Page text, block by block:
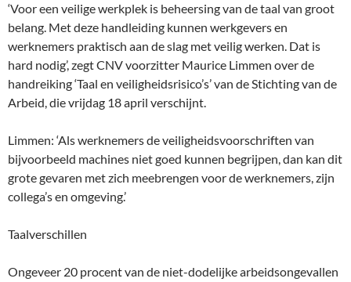
‘Voor een veilige werkplek is beheersing van de taal van groot
belang. Met deze handleiding kunnen werkgevers en
werknemers praktisch aan de slag met veilig werken. Dat is
hard nodig’, zegt CNV voorzitter Maurice Limmen over de
handreiking ‘Taal en veiligheidsrisico’s’ van de Stichting van de
Arbeid, die vrijdag 18 april verschijnt.
Limmen: ‘Als werknemers de veiligheidsvoorschriften van
bijvoorbeeld machines niet goed kunnen begrijpen, dan kan dit
grote gevaren met zich meebrengen voor de werknemers, zijn
collega’s en omgeving.’
Taalverschillen
Ongeveer 20 procent van de niet-dodelijke arbeidsongevallen